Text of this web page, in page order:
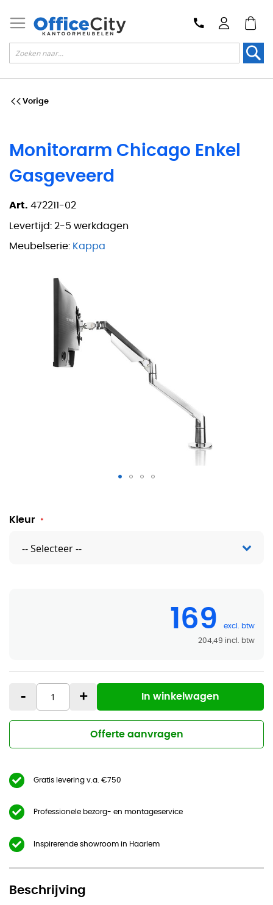
Monitorarm Chicago Enkel
Gasgeveerd
Art. 472211-02
Levertijd: 2-5 werkdagen
Meubelserie: Kappa
Monitorarm Chicago Enkel Gasgeveerd
Kleur
169
204,49
- + In winkelwagen
Offerte aanvragen
Gratis levering v.a. €750
Professionele bezorg- en montageservice
Inspirerende showroom in Haarlem
Vorige
Beschrijving